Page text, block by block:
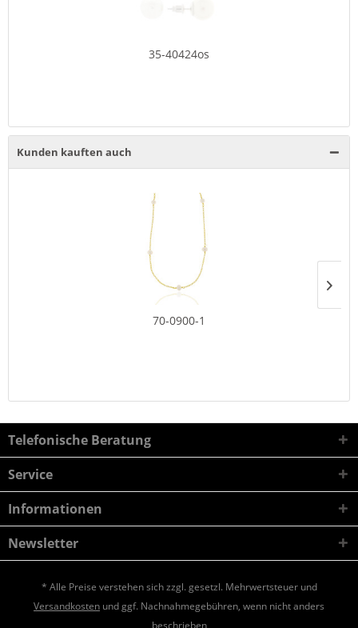
35-40424os
Kunden kauften auch
70-0900-1
Telefonische Beratung
Service
Informationen
Newsletter
* Alle Preise verstehen sich zzgl. gesetzl. Mehrwertsteuer und
Versandkosten und ggf. Nachnahmegebühren, wenn nicht anders